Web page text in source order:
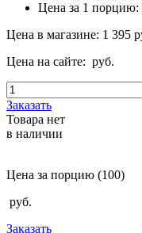
Цена за 1 порцию:
Цена в магазине: 1 395
Цена на сайте: руб.
Заказать
Товара нет
в наличии
Цена за порцию (100)
руб.
Заказать